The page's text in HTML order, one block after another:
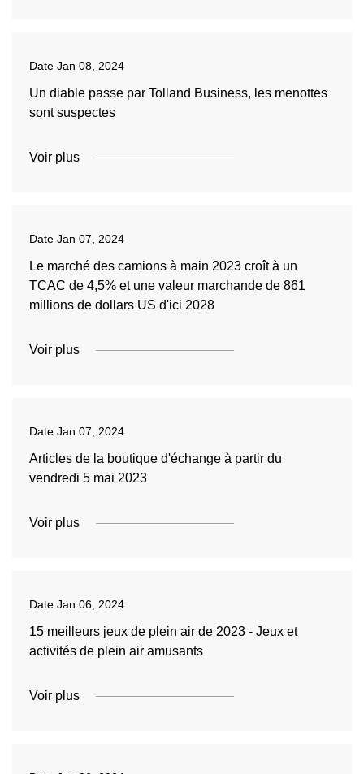
Date Jan 08, 2024
Un diable passe par Tolland Business, les menottes
sont suspectes
Voir plus
Date Jan 07, 2024
Le marché des camions à main 2023 croît à un
TCAC de 4,5% et une valeur marchande de 861
millions de dollars US d'ici 2028
Voir plus
Date Jan 07, 2024
Articles de la boutique d'échange à partir du
vendredi 5 mai 2023
Voir plus
Date Jan 06, 2024
15 meilleurs jeux de plein air de 2023 - Jeux et
activités de plein air amusants
Voir plus